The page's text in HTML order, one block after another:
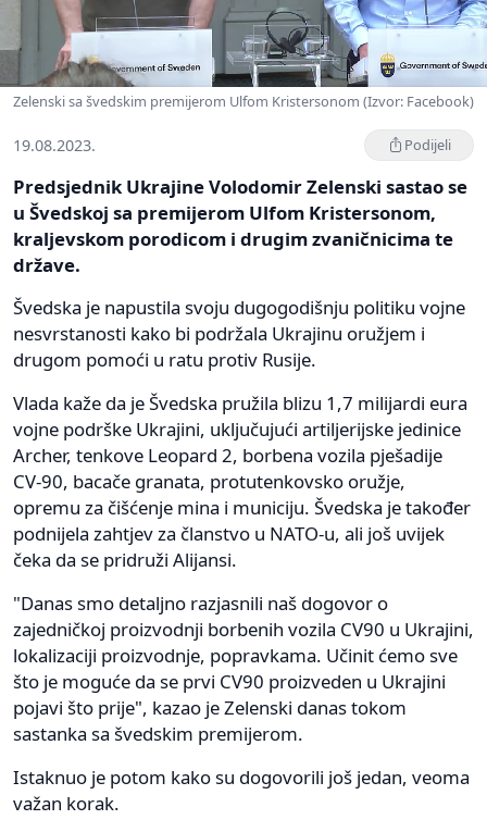
Zelenski sa švedskim premijerom Ulfom Kristersonom (Izvor: Facebook)
19.08.2023. Podijeli
Predsjednik Ukrajine Volodomir Zelenski sastao se
u Švedskoj sa premijerom Ulfom Kristersonom,
kraljevskom porodicom i drugim zvaničnicima te
države.
Švedska je napustila svoju dugogodišnju politiku vojne
nesvrstanosti kako bi podržala Ukrajinu oružjem i
drugom pomoći u ratu protiv Rusije.
Vlada kaže da je Švedska pružila blizu 1,7 milijardi eura
vojne podrške Ukrajini, uključujući artiljerijske jedinice
Archer, tenkove Leopard 2, borbena vozila pješadije
CV-90, bacače granata, protutenkovsko oružje,
opremu za čišćenje mina i municiju. Švedska je također
podnijela zahtjev za članstvo u NATO-u, ali još uvijek
čeka da se pridruži Alijansi.
"Danas smo detaljno razjasnili naš dogovor o
zajedničkoj proizvodnji borbenih vozila CV90 u Ukrajini,
lokalizaciji proizvodnje, popravkama. Učinit ćemo sve
što je moguće da se prvi CV90 proizveden u Ukrajini
pojavi što prije", kazao je Zelenski danas tokom
sastanka sa švedskim premijerom.
Istaknuo je potom kako su dogovorili još jedan, veoma
važan korak.